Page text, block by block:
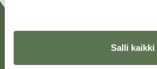
Salli kaikki